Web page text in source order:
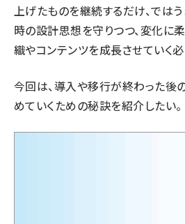
上げたものを継続するだけ、では
時の設計思想を守りつつ、変化に
織やコンテンツを成長させていく必
今回は、導入や移行が終わった後
めていくための秘訣を紹介したい。
貯めるべきはコンテンツ